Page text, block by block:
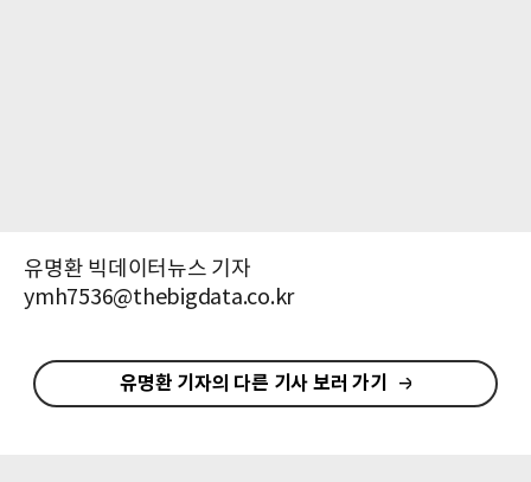
유명환 빅데이터뉴스 기자
ymh7536@thebigdata.co.kr
유명환 기자의 다른 기사 보러 가기